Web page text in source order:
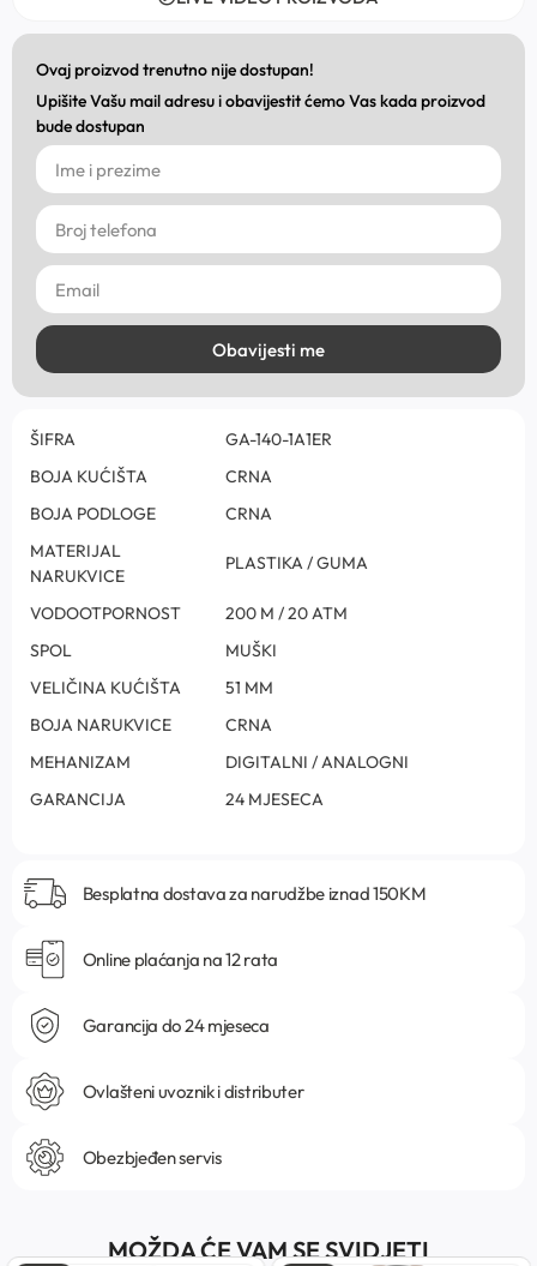
Ovaj proizvod trenutno nije dostupan!
Upišite Vašu mail adresu i obavijestit ćemo Vas kada proizvod
bude dostupan
Obavijesti me
ŠIFRA
GA-140-1A1ER
BOJA KUĆIŠTA
CRNA
BOJA PODLOGE
CRNA
MATERIJAL
NARUKVICE
PLASTIKA / GUMA
VODOOTPORNOST
200 M / 20 ATM
SPOL
MUŠKI
VELIČINA KUĆIŠTA
51 MM
BOJA NARUKVICE
CRNA
MEHANIZAM
DIGITALNI / ANALOGNI
GARANCIJA
24 MJESECA
Besplatna dostava za narudžbe iznad 150KM
Online plaćanja na 12 rata
Garancija do 24 mjeseca
Ovlašteni uvoznik i distributer
Obezbjeđen servis
MOŽDA ĆE VAM SE SVIDJETI